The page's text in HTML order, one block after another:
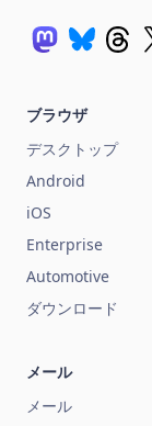
ブラウザ
デスクトップ
Android
iOS
Enterprise
Automotive
ダウンロード
メール
メール